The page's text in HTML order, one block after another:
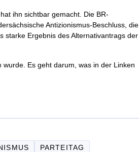
ihn sichtbar gemacht. Die BR-
Antizionismus-Beschluss, die
starke Ergebnis des Alternativantrags der
Es geht darum, was in der Linken
PARTEITAG